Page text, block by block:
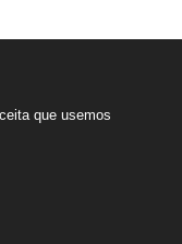
que usemos